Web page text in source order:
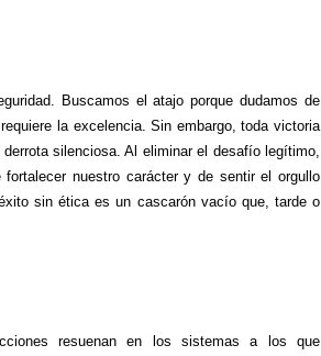
Buscamos el atajo porque dudamos de
la excelencia. Sin embargo, toda victoria
silenciosa. Al eliminar el desafío legítimo,
nuestro carácter y de sentir el orgullo
sin ética es un cascarón vacío que, tarde o
resuenan en los sistemas a los que